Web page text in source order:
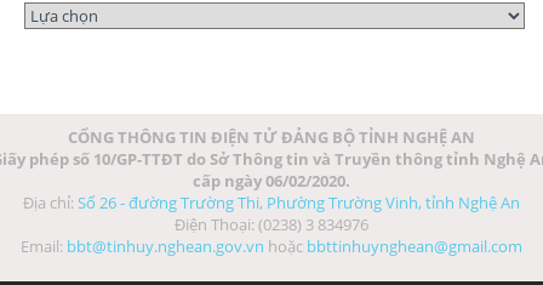
CỔNG THÔNG TIN ĐIỆN TỬ ĐẢNG BỘ TỈNH NGHỆ AN
phép số 10/GP-TTĐT do Sở Thông tin và Truyền thông tỉnh Nghệ
cấp ngày 06/02/2020.
Địa chỉ: Số 26 - đường Trường Thi, Phường Trường Vinh, tỉnh Nghệ An
Điện Thoại: (0238) 3 834976
Email: bbt@tinhuy.nghean.gov.vn hoặc bbttinhuynghean@gmail.com